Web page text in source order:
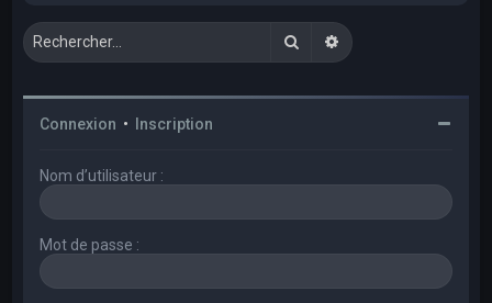
RechercherRecherche avancée
Connexion • Inscription
Nom d’utilisateur :
Mot de passe :